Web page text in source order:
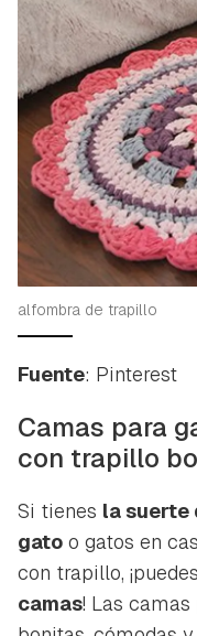
alfombra de trapillo
Fuente: Pinterest
Camas para
con trapillo
Si tienes la suerte
gato o gatos en
con trapillo,
camas! Las